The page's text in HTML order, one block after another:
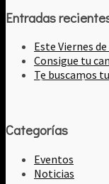
Entradas
Este Viernes
Consigue tu
Te buscamos
Categorías
Eventos
Noticias